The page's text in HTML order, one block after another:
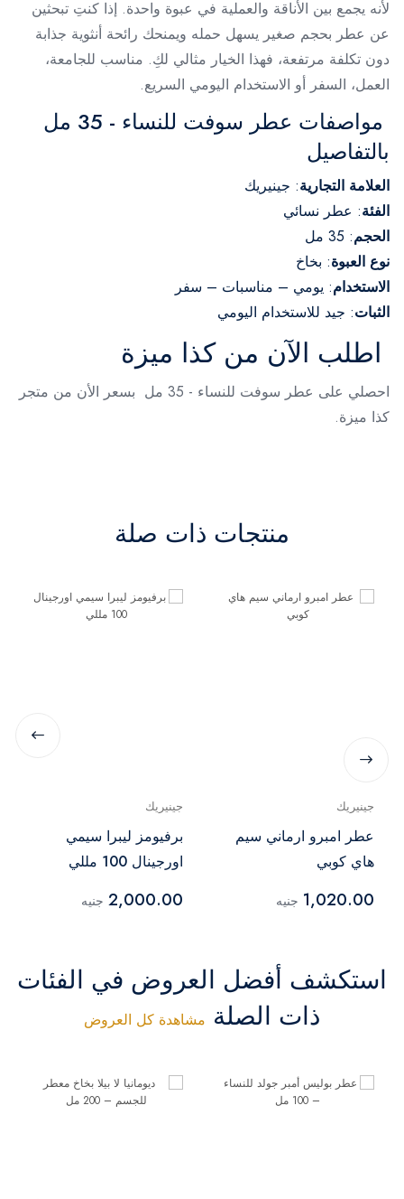
لأنه يجمع بين الأناقة والعملية في عبوة واحدة. إذا كنتِ تبحثين
عن عطر بحجم صغير يسهل حمله ويمنحك رائحة أنثوية جذابة
دون تكلفة مرتفعة، فهذا الخيار مثالي لكِ. مناسب للجامعة،
العمل، السفر أو الاستخدام اليومي السريع.
مواصفات عطر سوفت للنساء - 35 مل
بالتفاصيل
العلامة التجارية: جينيريك
الفئة: عطر نسائي
الحجم: 35 مل
نوع العبوة: بخاخ
الاستخدام: يومي – مناسبات – سفر
الثبات: جيد للاستخدام اليومي
اطلب الآن من كذا ميزة
احصلي على عطر سوفت للنساء - 35 مل بسعر الأن من متجر
كذا ميزة.
منتجات ذات صلة
جينيريك
عطر امبرو ارماني سيم
هاي كوبي
1,020.00 جنيه
جينيريك
برفيومز ليبرا سيمي
اورجينال 100 مللي
2,000.00 جنيه
استكشف أفضل العروض في الفئات
ذات الصلة مشاهدة كل العروض